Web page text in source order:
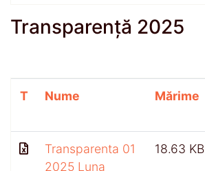
Transparență 2025
T Nume Mărime
Transparenta 01
2025 Luna
18.63 KB